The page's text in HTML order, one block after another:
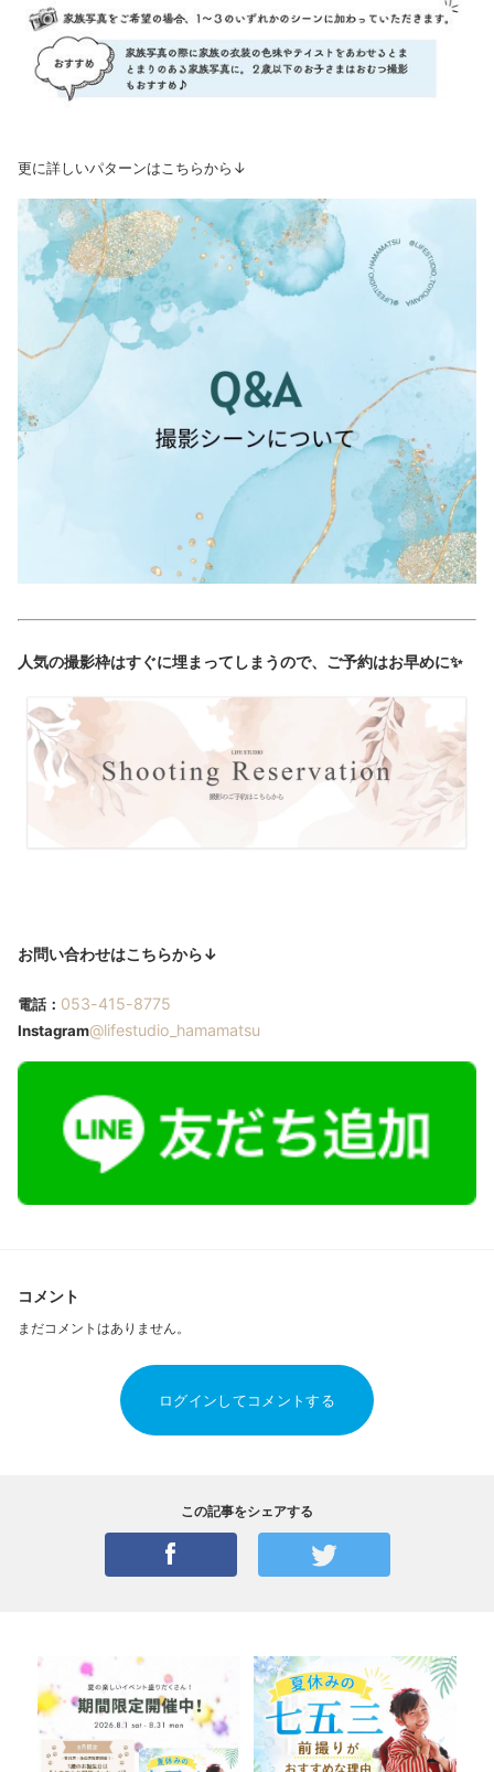
更に詳しいパターンはこちらから↓
人気の撮影枠はすぐに埋まってしまうので、ご予約はお早めに✨
お問い合わせはこちらから↓
電話： 053-415-8775
Instagram@lifestudio_hamamatsu
コメント
まだコメントはありません。
ログインしてコメントする
この記事をシェアする